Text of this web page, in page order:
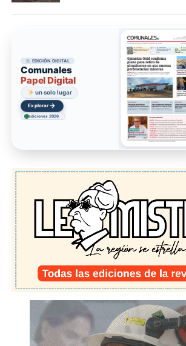
EDICIÓN DIGITAL
Comunales
Papel Digital
revisa ediciones acá
Explorar →
ediciones 2026